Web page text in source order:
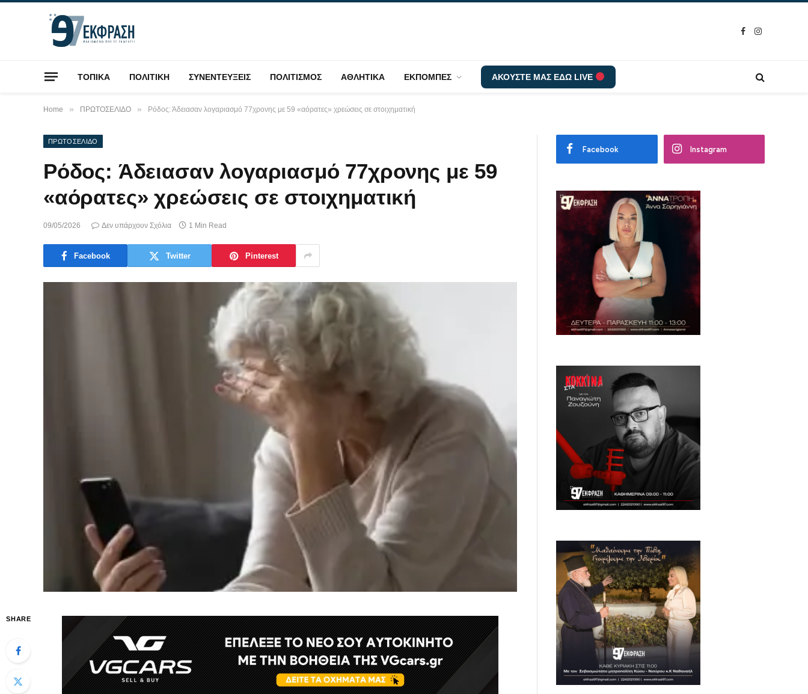
Facebook
Instagram
ΤΟΠΙΚΑ ΠΟΛΙΤΙΚΗ ΣΥΝΕΝΤΕΥΞΕΙΣ ΠΟΛΙΤΙΣΜΟΣ ΑΘΛΗΤΙΚΑ ΕΚΠΟΜΠΕΣ ΑΚΟΥΣΤΕ ΜΑΣ ΕΔΩ LIVE
Home » ΠΡΩΤΟΣΕΛΙΔΟ » Ρόδος: Άδειασαν λογαριασμό 77χρονης με 59 «αόρατες» χρεώσεις σε στοιχηματική
ΠΡΩΤΟΣΕΛΙΔΟ
Ρόδος: Άδειασαν λογαριασμό 77χρονης με 59
«αόρατες» χρεώσεις σε στοιχηματική
09/05/2026 Δεν υπάρχουν Σχόλια 1 Min Read
Facebook Twitter Pinterest
SHARE
Facebook Instagram